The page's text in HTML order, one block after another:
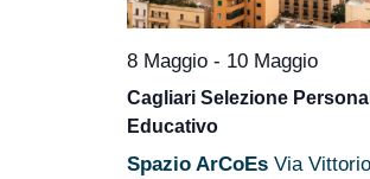
8 Maggio - 10 Maggio
Cagliari Selezione
Educativo
Spazio ArCoEsVia